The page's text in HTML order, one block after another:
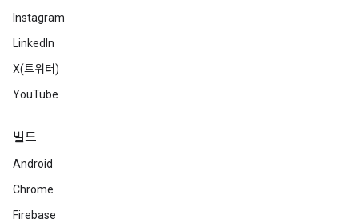
Instagram
LinkedIn
X(트위터)
YouTube
빌드
Android
Chrome
Firebase